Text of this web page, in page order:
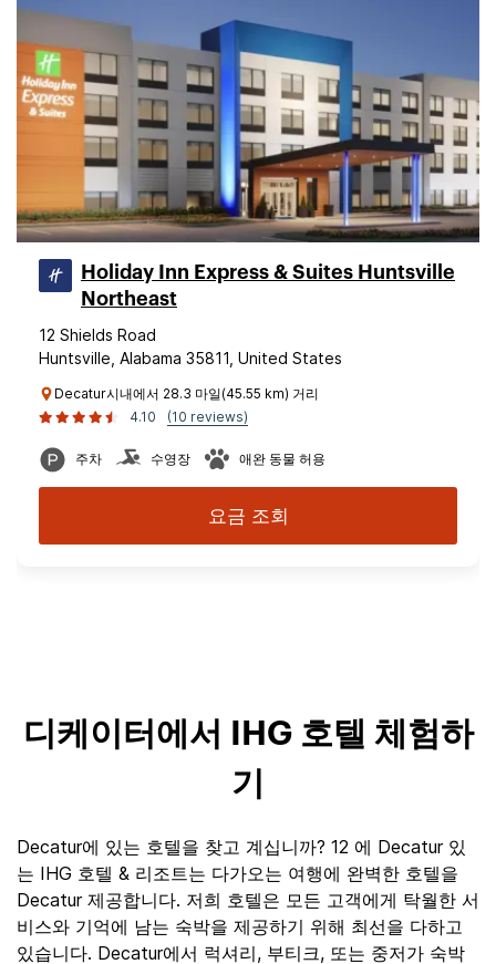
Holiday Inn Express & Suites Huntsville
Northeast
12 Shields Road
Huntsville, Alabama 35811, United States
Decatur시내에서 28.3 마일(45.55 km) 거리
4.10
(10 reviews)
주차 수영장 애완 동물 허용
요금 조회
디케이터에서 IHG 호텔 체험하
기
Decatur에 있는 호텔을 찾고 계십니까? 12 에 Decatur 있
는 IHG 호텔 & 리조트는 다가오는 여행에 완벽한 호텔을
Decatur 제공합니다. 저희 호텔은 모든 고객에게 탁월한 서
비스와 기억에 남는 숙박을 제공하기 위해 최선을 다하고
있습니다. Decatur에서 럭셔리, 부티크, 또는 중저가 숙박